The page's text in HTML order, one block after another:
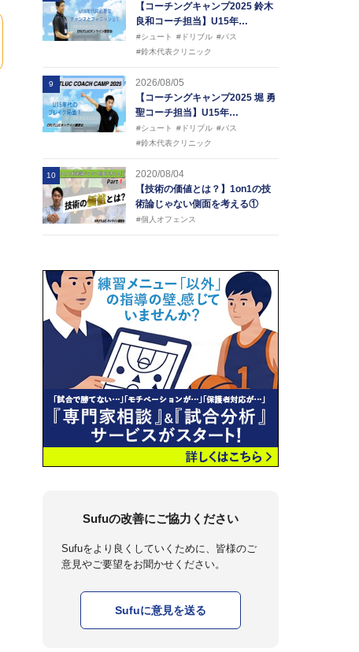
【コーチングキャンプ2025 鈴木
良和コーチ担当】U15年…
#シュート #ドリブル #パス
#鈴木代表クリニック
9
2026/08/05
【コーチングキャンプ2025 堀 勇
聖コーチ担当】U15年…
#シュート #ドリブル #パス
#鈴木代表クリニック
10
2020/08/04
【技術の価値とは？】1on1の技
術論じゃない側面を考える①
#個人オフェンス
Sufuの改善にご協力ください
Sufuをより良くしていくために、皆様のご
意見やご要望をお聞かせください。
Sufuに意見を送る